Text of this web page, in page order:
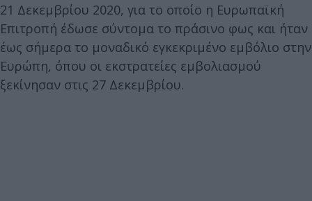
21 Δεκεμβρίου 2020, για το οποίο η Ευρωπαϊκή
Επιτροπή έδωσε σύντομα το πράσινο φως και ήταν
έως σήμερα το μοναδικό εγκεκριμένο εμβόλιο στην
Ευρώπη, όπου οι εκστρατείες εμβολιασμού
ξεκίνησαν στις 27 Δεκεμβρίου.